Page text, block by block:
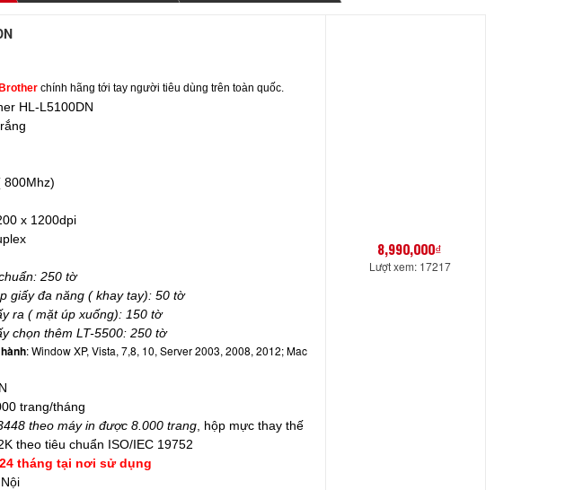
chính hãng tới tay người tiêu dùng trên toàn quốc.
HL-L5100DN
800Mhz)
x 1200dpi
250 tờ
( khay tay): 50 tờ
úp xuống): 150 tờ
LT-5500: 250 tờ
: Window XP, Vista, 7,8, 10, Server 2003, 2008, 2012; Mac
trang/tháng
theo máy in được 8.000 trang , hộp mực thay thế
theo tiêu chuẩn ISO/IEC 19752
tháng tại nơi sử dụng
8,990,000₫
Lượt xem: 17217